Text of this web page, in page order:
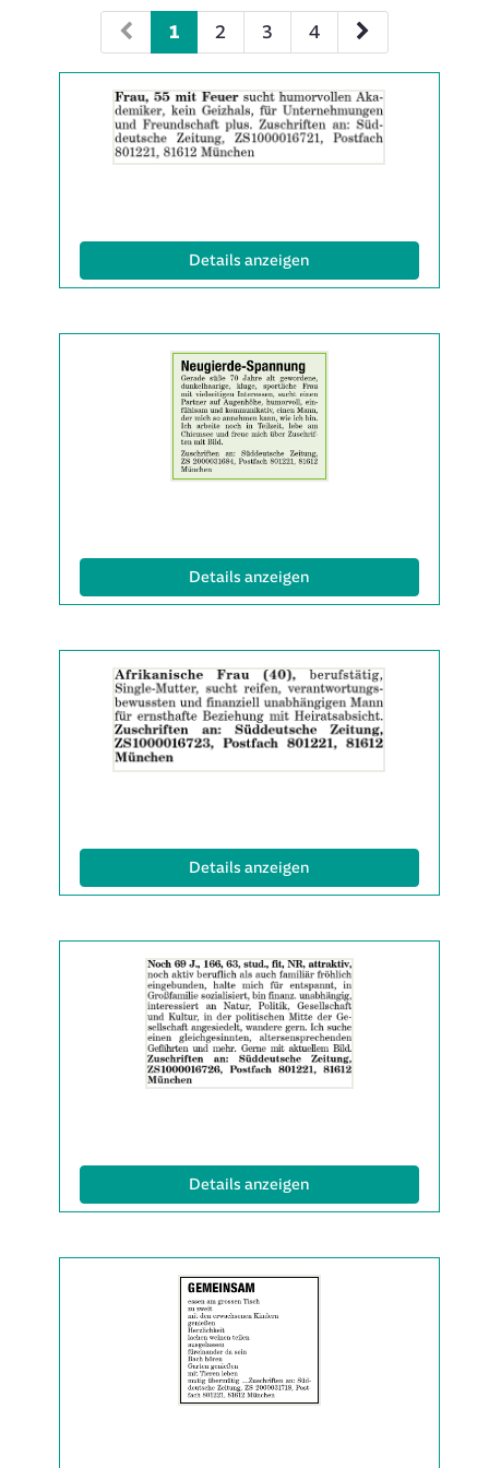
1 2 3 4
der
Anzeige
2063136
Details anzeigen(ID: 2063136)
der
Anzeige
2063142
anzeigen
|
Info:
Details anzeigen(ID: 2063142)
der
Anzeige
2063152
anzeigen
|
Details anzeigen(ID: 2063152)
der
Anzeige
2063313
anzeigen
|
Info:
Details anzeigen(ID: 2063313)
der
Anzeige
2063314
anzeigen
|
Info: